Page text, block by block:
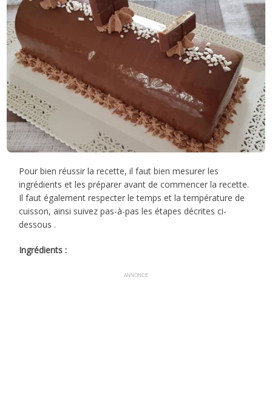
Pour bien réussir la recette, il faut bien mesurer les
ingrédients et les préparer avant de commencer la recette.
Il faut également respecter le temps et la température de
cuisson, ainsi suivez pas-à-pas les étapes décrites ci-
dessous .
Ingrédients :
ANNONCE